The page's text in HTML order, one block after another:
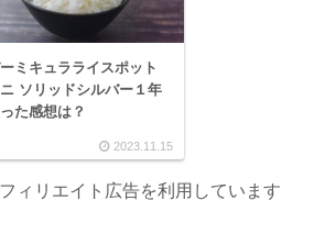
ミキュラライスポット
ニ ソリッドシルバー１年
た感想は？
2023.11.15
ィリエイト広告を利用しています